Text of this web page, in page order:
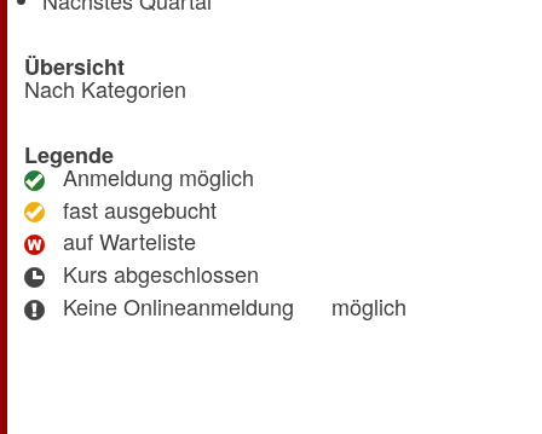
Übersicht
Nach Kategorien
Legende
Anmeldung möglich
fast ausgebucht
auf Warteliste
Kurs abgeschlossen
Keine Onlineanmeldung
möglich